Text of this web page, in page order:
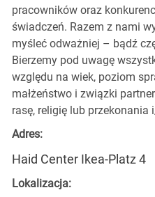
pracowników oraz
świadczeń. Razem z nami
myśleć odważniej – bądź
Bierzemy pod uwagę
względu na wiek, poziom
małżeństwo i związki
rasę, religię lub
Adres:
Haid Center Ikea-Platz 4
Lokalizacja: